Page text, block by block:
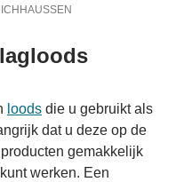
loods die u gebruikt als
dat u deze op de
gemakkelijk
werken. Een